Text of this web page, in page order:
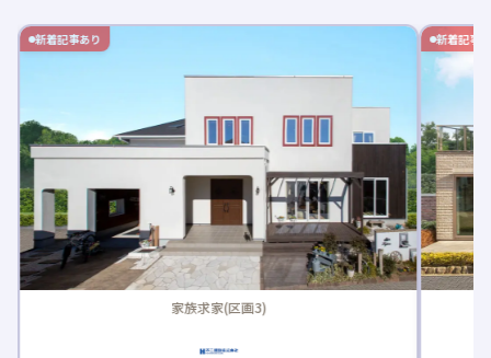
新着記事あり
家族求家(区画3)
新着記事